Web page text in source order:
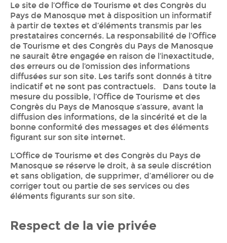
Le site de l’Office de Tourisme et des Congrès du
Pays de Manosque met à disposition un informatif
à partir de textes et d’éléments transmis par les
prestataires concernés. La responsabilité de l’Office
de Tourisme et des Congrès du Pays de Manosque
ne saurait être engagée en raison de l’inexactitude,
des erreurs ou de l’omission des informations
diffusées sur son site. Les tarifs sont donnés à titre
indicatif et ne sont pas contractuels. Dans toute la
mesure du possible, l’Office de Tourisme et des
Congrès du Pays de Manosque s’assure, avant la
diffusion des informations, de la sincérité et de la
bonne conformité des messages et des éléments
figurant sur son site internet.
L’Office de Tourisme et des Congrès du Pays de
Manosque se réserve le droit, à sa seule discrétion
et sans obligation, de supprimer, d’améliorer ou de
corriger tout ou partie de ses services ou des
éléments figurants sur son site.
Respect de la vie privée